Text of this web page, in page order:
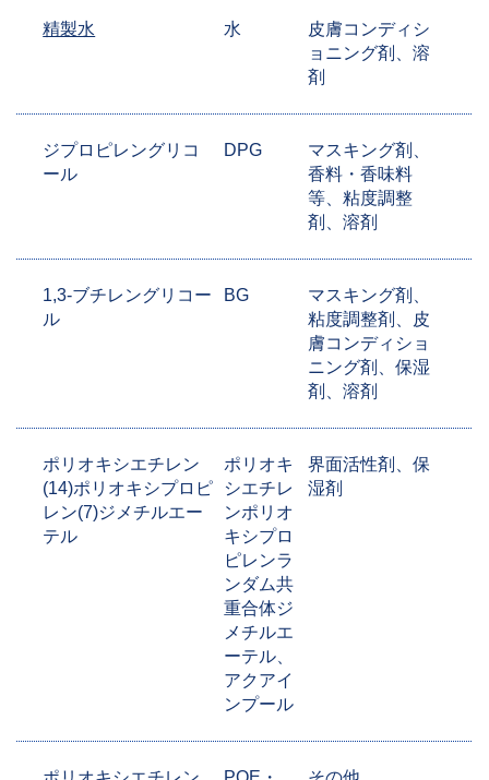
精製水 水
皮膚コンディシ
ョニング剤、溶
剤
ジプロピレングリコ
ール
DPG
マスキング剤、
香料・香味料
等、粘度調整
剤、溶剤
1,3-ブチレングリコー
ル
BG
マスキング剤、
粘度調整剤、皮
膚コンディショ
ニング剤、保湿
剤、溶剤
ポリオキシエチレン
(14)ポリオキシプロピ
レン(7)ジメチルエー
テル
ポリオキ
シエチレ
ンポリオ
キシプロ
ピレンラ
ンダム共
重合体ジ
メチルエ
ーテル、
アクアイ
ンプール
界面活性剤、保
湿剤